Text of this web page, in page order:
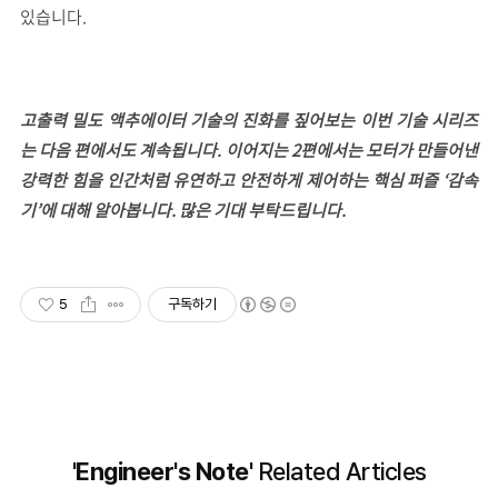
있습니다.
고출력 밀도 액추에이터 기술의 진화를 짚어보는 이번 기술 시리즈
는 다음 편에서도 계속됩니다. 이어지는 2편에서는 모터가 만들어낸
강력한 힘을 인간처럼 유연하고 안전하게 제어하는 핵심 퍼즐 ‘감속
기’에 대해 알아봅니다. 많은 기대 부탁드립니다.
5 구독하기
'Engineer's Note'Related Articles